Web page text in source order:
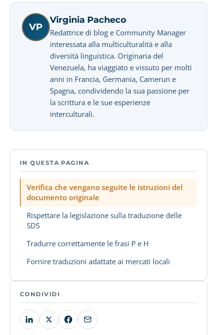
VP
Virginia Pacheco
Redattrice di blog e Community Manager
interessata alla multiculturalità e alla
diversità linguistica. Originaria del
Venezuela, ha viaggiato e vissuto per molti
anni in Francia, Germania, Camerun e
Spagna, condividendo la sua passione per
la scrittura e le sue esperienze
interculturali.
IN QUESTA PAGINA
Verifica che vengano seguite le istruzioni del
documento originale
Rispettare la legislazione sulla traduzione delle
SDS
Tradurre correttamente le frasi P e H
Fornire traduzioni adattate ai mercati locali
CONDIVIDI